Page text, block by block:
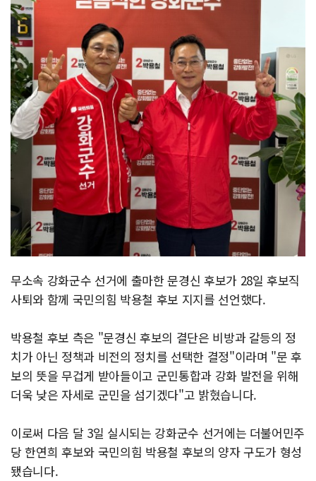
무소속 강화군수 선거에 출마한 문경신 후보가 28일 후보직
사퇴와 함께 국민의힘 박용철 후보 지지를 선언했다.
박용철 후보 측은 "문경신 후보의 결단은 비방과 갈등의 정
치가 아닌 정책과 비전의 정치를 선택한 결정"이라며 "문 후
보의 뜻을 무겁게 받아들이고 군민통합과 강화 발전을 위해
더욱 낮은 자세로 군민을 섬기겠다"고 밝혔습니다.
이로써 다음 달 3일 실시되는 강화군수 선거에는 더불어민주
당 한연희 후보와 국민의힘 박용철 후보의 양자 구도가 형성
됐습니다.